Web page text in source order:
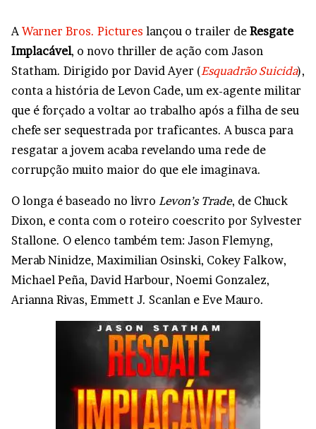
A Warner Bros. Pictures lançou o trailer de Resgate
Implacável, o novo thriller de ação com Jason
Statham. Dirigido por David Ayer (Esquadrão Suicida),
conta a história de Levon Cade, um ex-agente militar
que é forçado a voltar ao trabalho após a filha de seu
chefe ser sequestrada por traficantes. A busca para
resgatar a jovem acaba revelando uma rede de
corrupção muito maior do que ele imaginava.
O longa é baseado no livro Levon’s Trade, de Chuck
Dixon, e conta com o roteiro coescrito por Sylvester
Stallone. O elenco também tem: Jason Flemyng,
Merab Ninidze, Maximilian Osinski, Cokey Falkow,
Michael Peña, David Harbour, Noemi Gonzalez,
Arianna Rivas, Emmett J. Scanlan e Eve Mauro.